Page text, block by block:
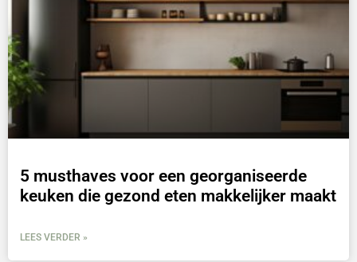
5 musthaves voor een georganiseerde
keuken die gezond eten makkelijker maakt
LEES VERDER »